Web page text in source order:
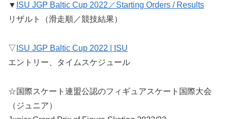
▼ ISU JGP Baltic Cup 2022／Starting Orders / Results
リザルト（滑走順／競技結果）
▽ ISU JGP Baltic Cup 2022 | ISU
エントリー、タイムスケジュール
☆国際スケート連盟公認のフィギュアスケート国際大会
（ジュニア）